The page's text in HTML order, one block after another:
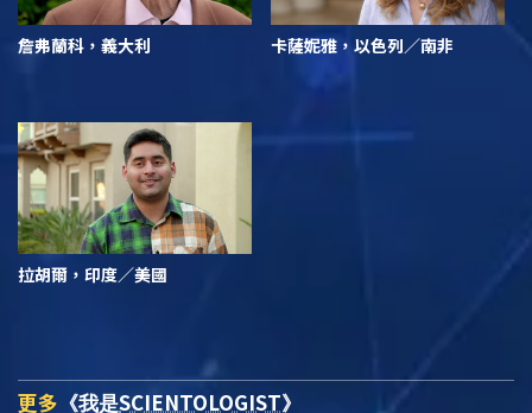
詹弗蘭科，義大利 卡薩妮雅，以色列／南非
拉胡爾，印度／美國
更多 《我是SCIENTOLOGIST》